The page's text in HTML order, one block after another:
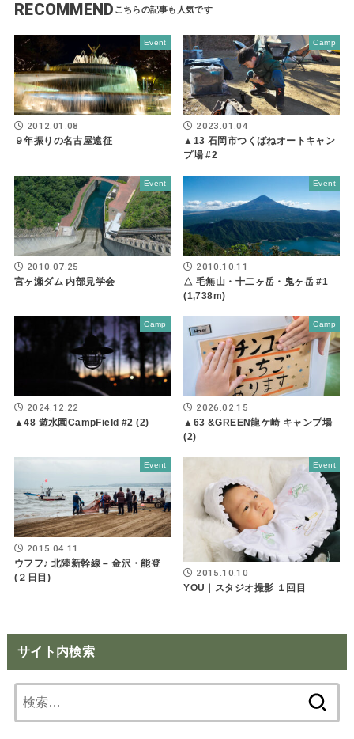
RECOMMEND
Event
2012.01.08
９年振りの名古屋遠征
Camp
2023.01.04
▲13 石岡市つくばねオートキャン
プ場 #2
Event
2010.07.25
宮ヶ瀬ダム 内部見学会
Event
2010.10.11
△ 毛無山・十二ヶ岳・鬼ヶ岳 #1
(1,738m)
Camp
2024.12.22
▲48 遊水園CampField #2 (2)
Camp
2026.02.15
▲63 &GREEN龍ケ崎 キャンプ場
(2)
Event
2015.04.11
ウフフ♪ 北陸新幹線 – 金沢・能登
(２日目)
Event
2015.10.10
YOU｜スタジオ撮影 １回目
サイト内検索
索: